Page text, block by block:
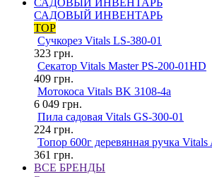
САДОВЫЙ ИНВЕНТАРЬ
САДОВЫЙ ИНВЕНТАРЬ
TOP
Сучкорез Vitals LS-380-01
323 грн.
Секатор Vitals Master PS-200-01HD
409 грн.
Мотокоса Vitals BK 3108-4a
6 049 грн.
Пила садовая Vitals GS-300-01
224 грн.
Топор 600г деревянная ручка
361 грн.
ВСЕ БРЕНДЫ